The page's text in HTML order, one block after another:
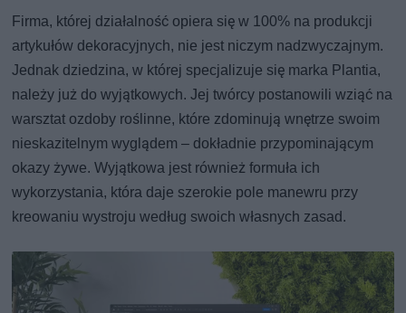
Firma, której działalność opiera się w 100% na produkcji
artykułów dekoracyjnych, nie jest niczym nadzwyczajnym.
Jednak dziedzina, w której specjalizuje się marka Plantia,
należy już do wyjątkowych. Jej twórcy postanowili wziąć na
warsztat ozdoby roślinne, które zdominują wnętrze swoim
nieskazitelnym wyglądem – dokładnie przypominającym
okazy żywe. Wyjątkowa jest również formuła ich
wykorzystania, która daje szerokie pole manewru przy
kreowaniu wystroju według swoich własnych zasad.